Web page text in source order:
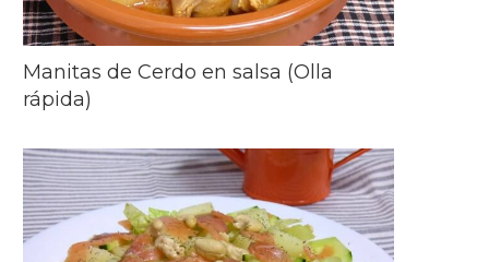
Manitas de Cerdo en salsa (Olla
rápida)